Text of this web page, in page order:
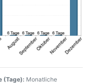
(Tage): Monatliche